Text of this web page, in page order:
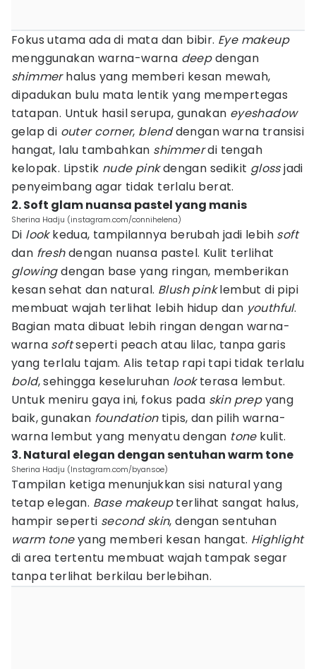
Fokus utama ada di mata dan bibir. Eye makeup
menggunakan warna-warna deepdengan
shimmerhalus yang memberi kesan mewah,
dipadukan bulu mata lentik yang mempertegas
tatapan. Untuk hasil serupa, gunakan eyeshadow
gelap di outer corner, blenddengan warna transisi
hangat, lalu tambahkan shimmerdi tengah
kelopak. Lipstik nude pinkdengan sedikit glossjadi
penyeimbang agar tidak terlalu berat.
2. Soft glam nuansa pastel yang manis
Sherina Hadju (instagram.com/connihelena)
Di lookkedua, tampilannya berubah jadi lebih soft
dan freshdengan nuansa pastel. Kulit terlihat
glowingdengan base yang ringan, memberikan
kesan sehat dan natural. Blush pinklembut di pipi
membuat wajah terlihat lebih hidup dan youthful.
Bagian mata dibuat lebih ringan dengan warna-
warna softseperti peach atau lilac, tanpa garis
yang terlalu tajam. Alis tetap rapi tapi tidak terlalu
bold, sehingga keseluruhan lookterasa lembut.
Untuk meniru gaya ini, fokus pada skin prepyang
baik, gunakan foundation tipis, dan pilih warna-
warna lembut yang menyatu dengan tone kulit.
3. Natural elegan dengan sentuhan warm tone
Sherina Hadju (Instagram.com/byansoe)
Tampilan ketiga menunjukkan sisi natural yang
tetap elegan. Base makeupterlihat sangat halus,
hampir seperti second skin, dengan sentuhan
warm toneyang memberi kesan hangat. Highlight
di area tertentu membuat wajah tampak segar
tanpa terlihat berkilau berlebihan.